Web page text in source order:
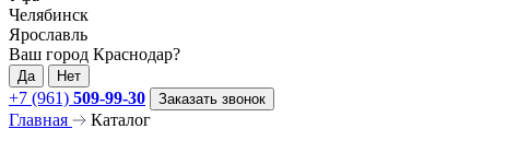
Челябинск
Ярославль
Ваш город Краснодар?
Да Нет
+7 (961) 509-99-30 Заказать звонок
Главная Каталог